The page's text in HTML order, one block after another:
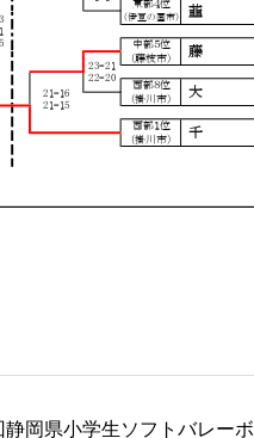
静岡県小学生ソフトバレーボ